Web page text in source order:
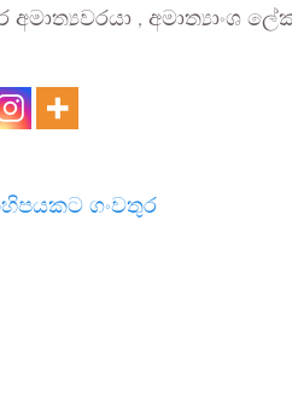
අමාත්‍යවරයා ,
ගංවතුර